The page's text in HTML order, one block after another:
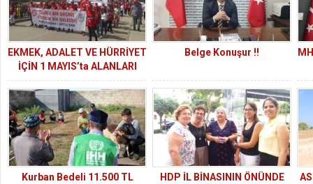
EKMEK, ADALET VE HÜRRİYET
İÇİN 1 MAYIS’ta ALANLARI
DOLDURANLARA SELAM
OLSUN!
Belge Konuşur !!
Kurban Bedeli 11.500 TL
HDP İL BİNASININ ÖNÜNDE